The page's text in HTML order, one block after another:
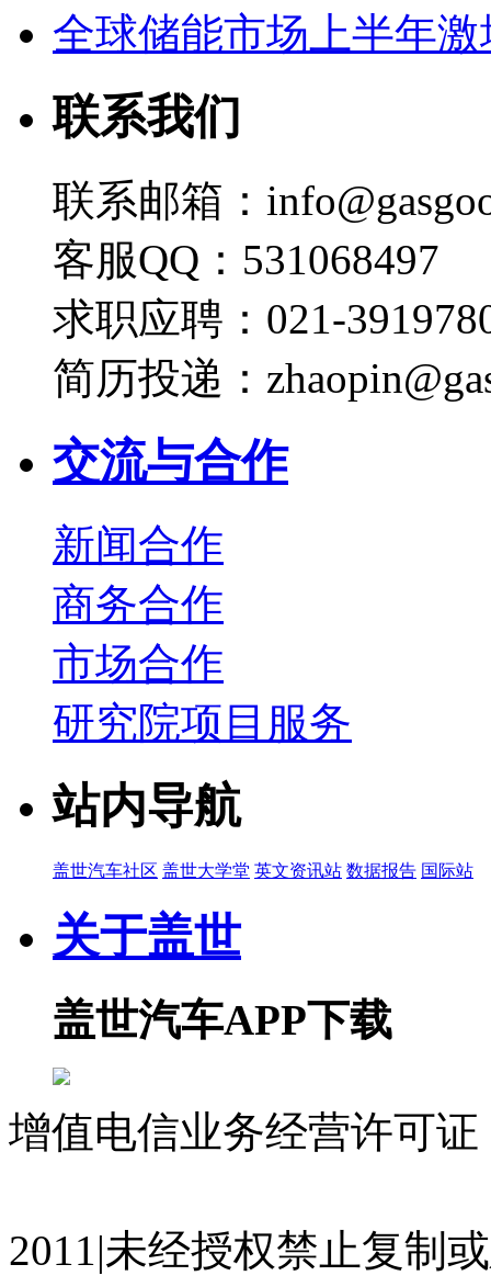
全球储能市场上半年激
联系我们
联系邮箱：
客服QQ：531068497
求职应聘：021-
简历投递：
交流与合作
新闻合作
商务合作
市场合作
研究院项目服务
站内导航
盖世汽车社区 盖世大学堂 英文资讯站 数据报告 国际站
关于盖世
盖世汽车APP下载
增值电信业务经营许可
2011|未经授权禁止复制